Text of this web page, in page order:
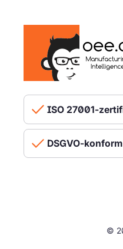
ISO 27001-
DSGVO-konform
©